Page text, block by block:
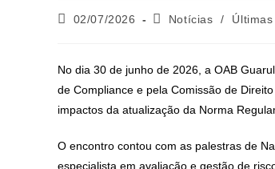
02/07/2026 Notícias /
No dia 30 de junho de 2026, a OAB
de Compliance e pela Comissão de
impactos da atualização da Norma
O encontro contou com as palestras de
especialista em avaliação e gestão de